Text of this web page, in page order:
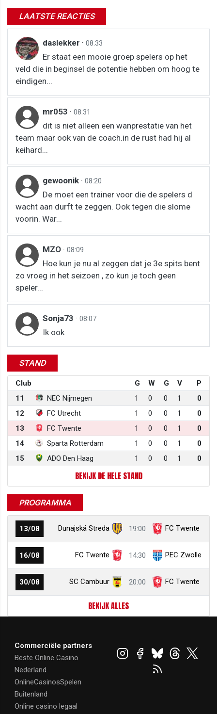
LAATSTE REACTIES
daslekker · 08:33
Er staat een mooie groep spelers op het
veld die in beginsel de potentie hebben om hoog te
eindigen...
mr053 · 08:31
dit is niet alleen een wanprestatie van het
team maar ook van de coach.in de rust had hij al
keihard...
gewoonik · 08:20
De moet een trainer voor die de spelers d
wacht aan durft te zeggen. Ook tegen die slome
voorin. War...
MZO · 08:09
Hoe kun je nu al zeggen dat je 3e spits bent
zo vroeg in het seizoen , zo kun je toch geen
speler...
Sonja73 · 08:07
Ik ook
STAND
Club G W G V
P
11
NEC Nijmegen 1 0 0 1
0
12
FC Utrecht 1 0 0 1
0
13
FC Twente 1 0 0 1
0
14
Sparta Rotterdam 1 0 0 1
0
15
ADO Den Haag 1 0 0 1 0
BEKIJK DE HELE STAND
PROGRAMMA
13/08 Dunajská Streda 19:00 FC Twente
16/08 FC Twente 14:30 PEC Zwolle
30/08 SC Cambuur 20:00 FC Twente
BEKIJK ALLES
Commerciële partners
Beste Online Casino
Nederland
OnlineCasinosSpelen
Buitenland
Online casino legaal